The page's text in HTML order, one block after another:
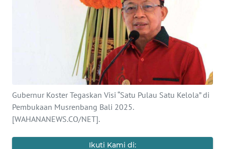
Gubernur Koster Tegaskan Visi “Satu Pulau Satu Kelola” di
Pembukaan Musrenbang Bali 2025.
[WAHANANEWS.CO/NET].
Ikuti Kami di:
INFO
IKLAN
KAMI